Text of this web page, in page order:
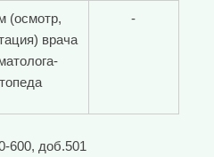
(осмотр,
врача
-
600, доб.501